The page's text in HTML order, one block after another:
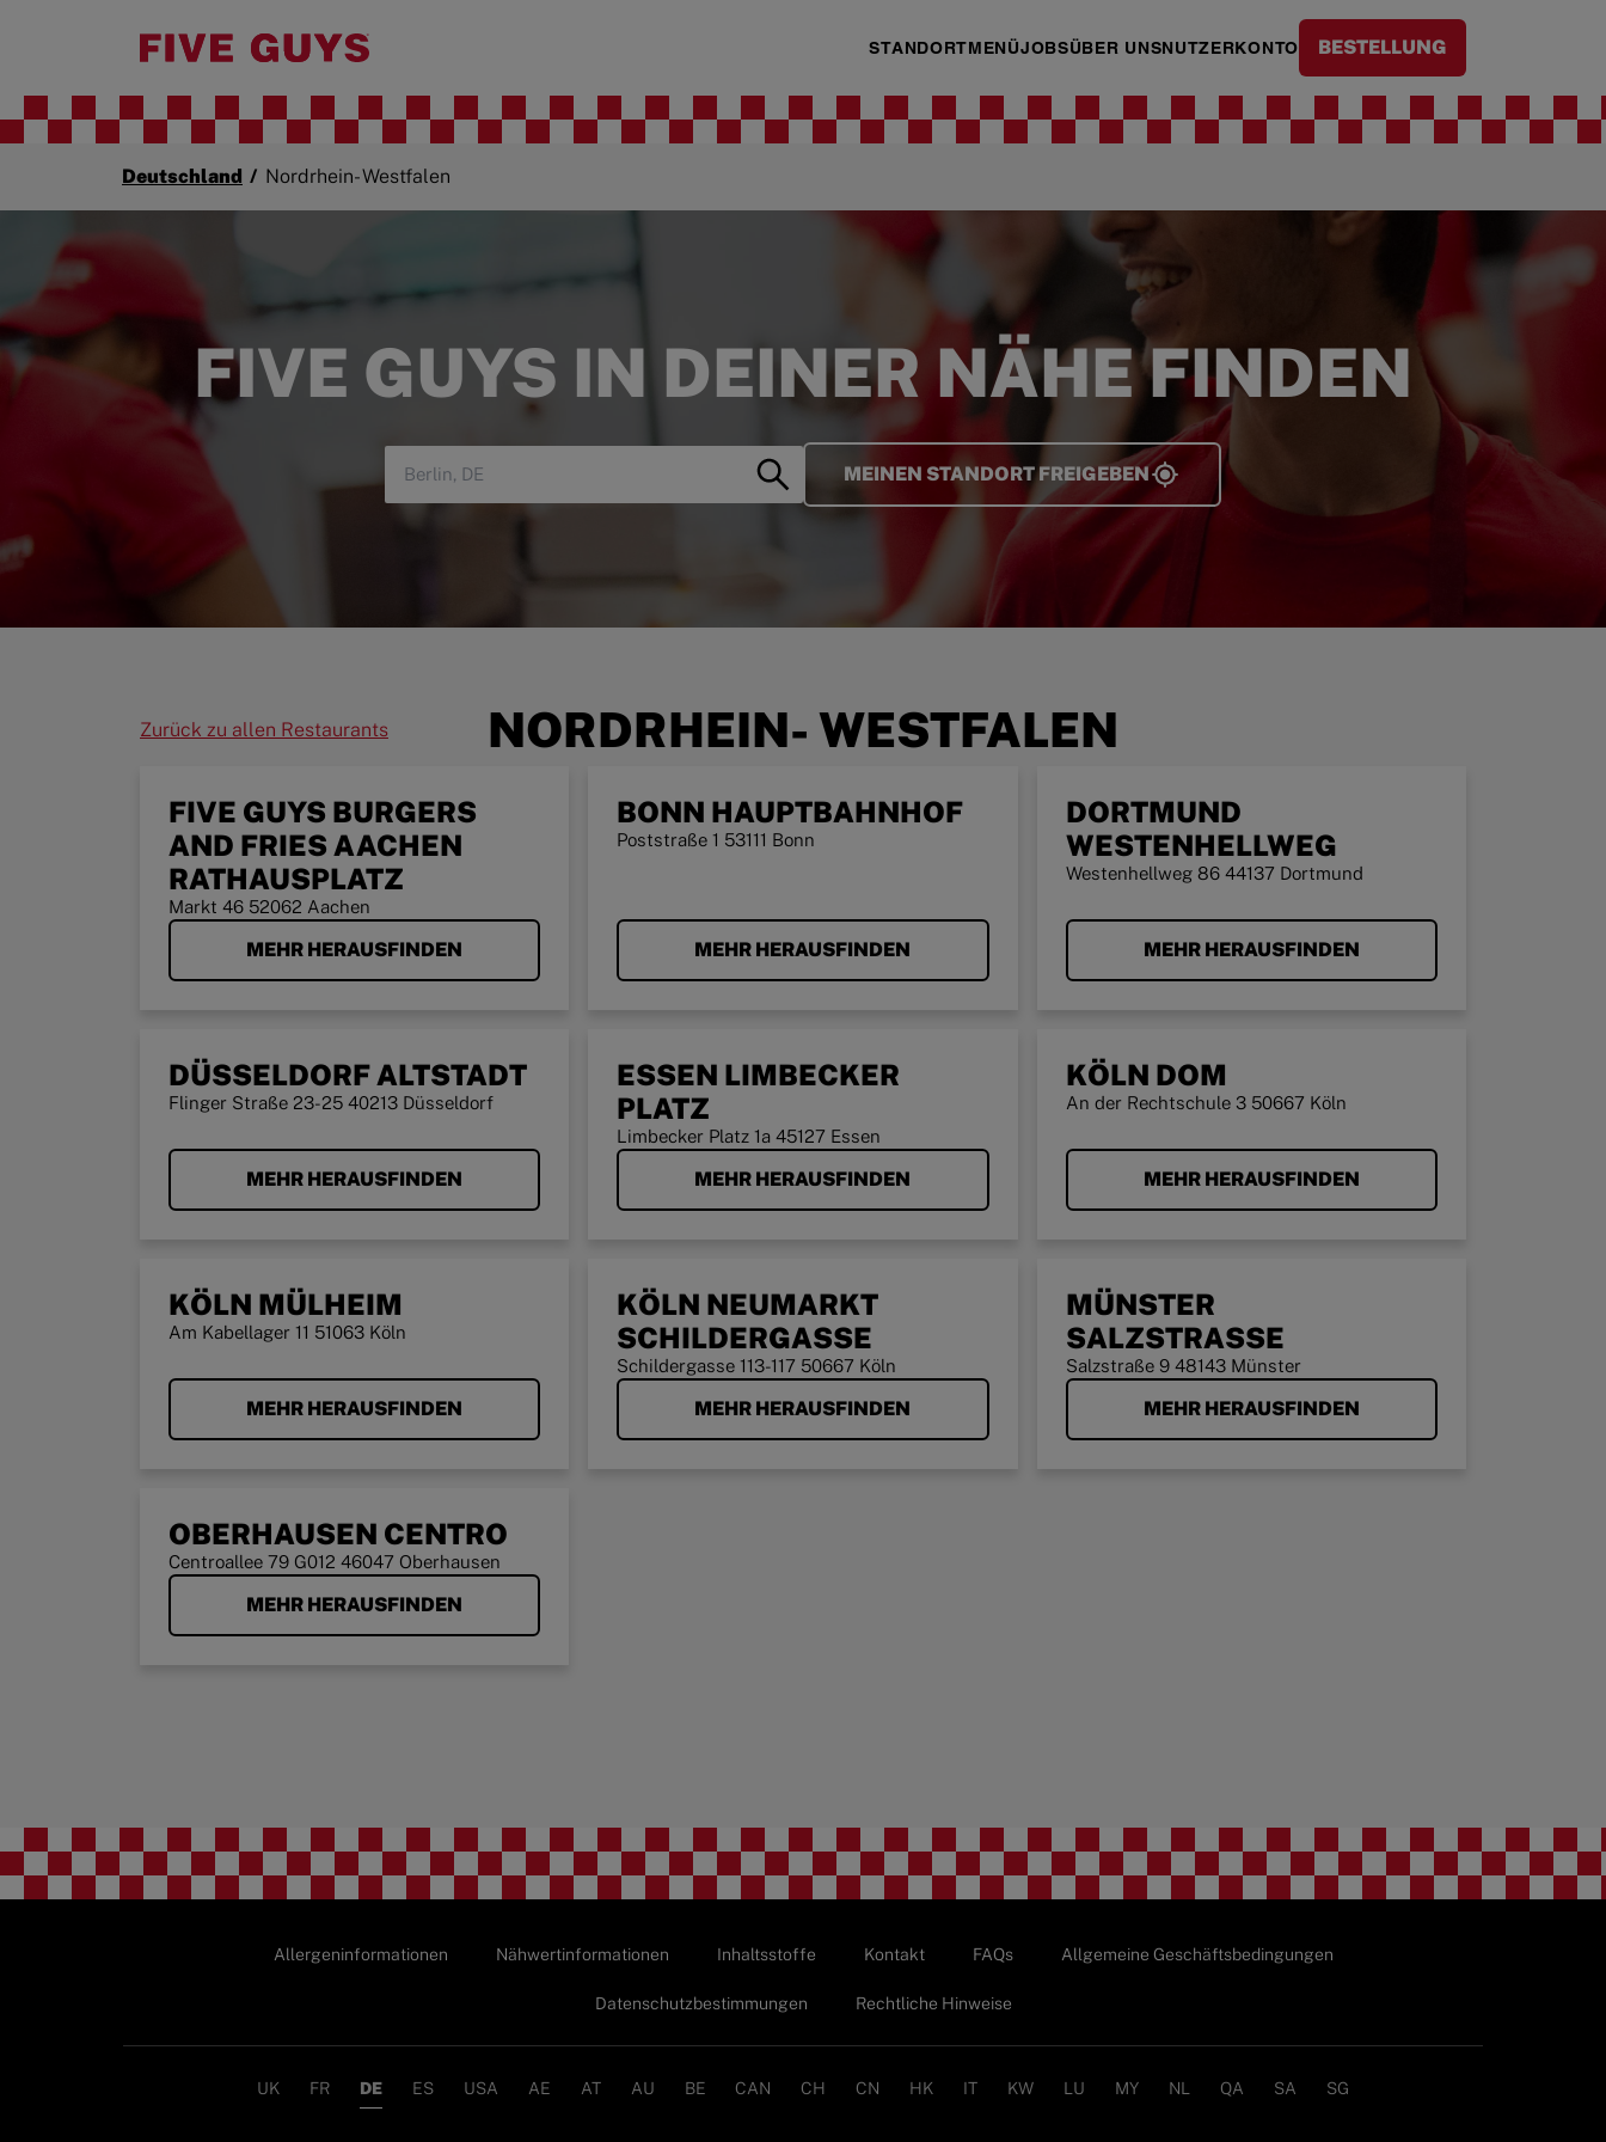
STANDORTMENÜJOBSÜBER UNSNUTZERKONTO BESTELLUNG
Deutschland / Nordrhein- Westfalen
FIVE GUYS IN DEINER NÄHE FINDEN
Search
MEINEN STANDORT FREIGEBEN
Zurück zu allen Restaurants NORDRHEIN- WESTFALEN
FIVE GUYS BURGERS
AND FRIES AACHEN
RATHAUSPLATZ
Markt 46 52062 Aachen
MEHR HERAUSFINDEN
BONN HAUPTBAHNHOF
Poststraße 1 53111 Bonn
MEHR HERAUSFINDEN
DORTMUND
WESTENHELLWEG
Westenhellweg 86 44137 Dortmund
MEHR HERAUSFINDEN
DÜSSELDORF ALTSTADT
Flinger Straße 23-25 40213 Düsseldorf
MEHR HERAUSFINDEN
ESSEN LIMBECKER
PLATZ
Limbecker Platz 1a 45127 Essen
MEHR HERAUSFINDEN
KÖLN DOM
An der Rechtschule 3 50667 Köln
MEHR HERAUSFINDEN
KÖLN MÜLHEIM
Am Kabellager 11 51063 Köln
MEHR HERAUSFINDEN
KÖLN NEUMARKT
SCHILDERGASSE
Schildergasse 113-117 50667 Köln
MEHR HERAUSFINDEN
MÜNSTER
SALZSTRASSE
Salzstraße 9 48143 Münster
MEHR HERAUSFINDEN
OBERHAUSEN CENTRO
Centroallee 79 G012 46047 Oberhausen
MEHR HERAUSFINDEN
Allergeninformationen Nähwertinformationen Inhaltsstoffe Kontakt FAQs Allgemeine Geschäftsbedingungen
Datenschutzbestimmungen Rechtliche Hinweise
UK FR DE ES USA AE AT AU BE CAN CH CN HK IT KW LU MY NL QA SA SG